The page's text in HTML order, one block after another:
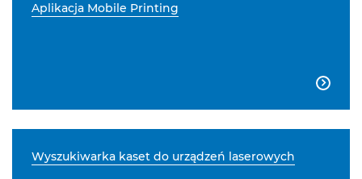
Aplikacja Mobile Printing

Wyszukiwarka kaset do urządzeń laserowych